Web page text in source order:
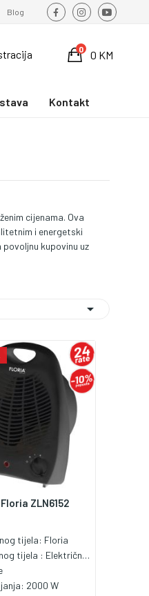
Blog
0 KM
0
Kontakt
cijenama. Ova
i energetski
kupovinu uz

ZLN6152
tijela: Floria
tijela : Električna grijalica
2000 W